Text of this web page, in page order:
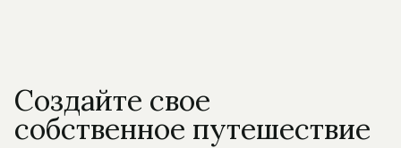
Создайте свое
собственное путешествие